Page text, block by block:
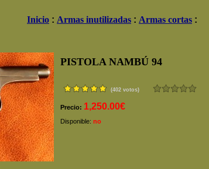
Inicio : Armas inutilizadas : Armas cortas :
PISTOLA NAMBÚ 94
(402 votos)
Precio: 1,250.00€
Disponible: no